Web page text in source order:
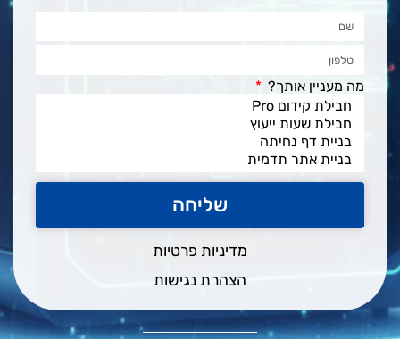
מה מעניין אותך?
שליחה
מדיניות פרטיות
הצהרת נגישות